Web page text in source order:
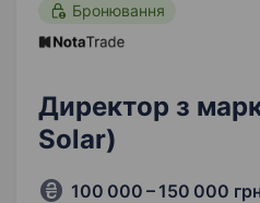
Бронювання
Директор з
Solar)
100 000 – 150 000